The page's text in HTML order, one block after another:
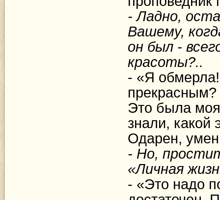
- Ладно,
Вашему,
он был -
красоты?..
- «Я
Это была
знали, какой
Одарен,
- Но,
«Личная
- «Это надо